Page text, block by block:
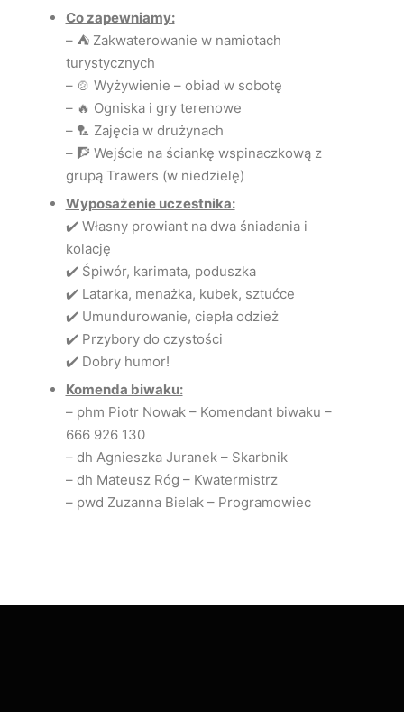
Co zapewniamy:
– ⛺ Zakwaterowanie w namiotach
turystycznych
– 🍲 Wyżywienie – obiad w sobotę
– 🔥 Ogniska i gry terenowe
– 🏸 Zajęcia w drużynach
– 🧗 Wejście na ściankę wspinaczkową z
grupą Trawers (w niedzielę)
Wyposażenie uczestnika:
✔️ Własny prowiant na dwa śniadania i
kolację
✔️ Śpiwór, karimata, poduszka
✔️ Latarka, menażka, kubek, sztućce
✔️ Umundurowanie, ciepła odzież
✔️ Przybory do czystości
✔️ Dobry humor!
Komenda biwaku:
– phm Piotr Nowak – Komendant biwaku –
666 926 130
– dh Agnieszka Juranek – Skarbnik
– dh Mateusz Róg – Kwatermistrz
– pwd Zuzanna Bielak – Programowiec